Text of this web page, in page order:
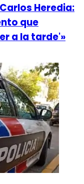
Heredia:
que
a la tarde'»